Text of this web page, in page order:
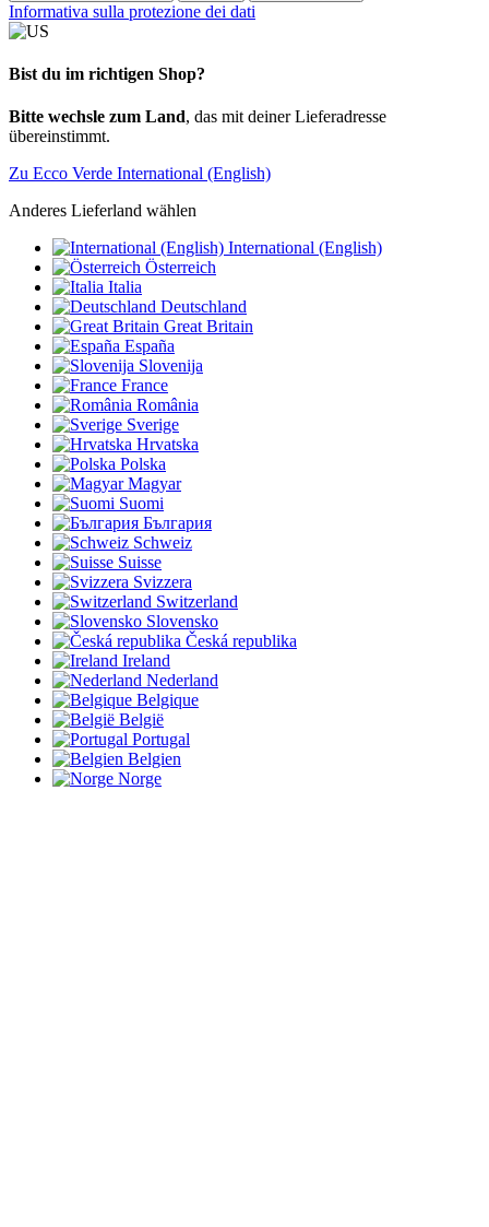
Informativa sulla protezione dei dati
Bist du im richtigen Shop?
Bitte wechsle zum Land, das mit deiner Lieferadresse
übereinstimmt.
Zu Ecco Verde International (English)
Anderes Lieferland wählen
International (English)
Österreich
Italia
Deutschland
Great Britain
España
Slovenija
France
România
Sverige
Hrvatska
Polska
Magyar
Suomi
България
Schweiz
Suisse
Svizzera
Switzerland
Slovensko
Česká republika
Ireland
Nederland
Belgique
België
Portugal
Belgien
Norge